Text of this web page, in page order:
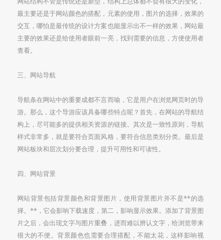
最主要还是于网站颜色的搭配，元素的使用，图片的选择，效果的
交互，哪怕是最传统的设计方案也能显示出不一样的效果，网站最
主要的效果还是给使用者眼前一亮，找到需要的信息，方便使用者
查看。
三、网站导航
导航条在网站中的重要成都不言而喻，它是用户在浏览网页时的导
游。那么，这个导游应该具备哪些特点呢？首先，在网站的导航结
构上，尽可能多的提供相关资源的链接。其次是一致性原则，导航
样式非常多，就是要符合页面风格，要符合信息类别分类。最后是
网站板块和层次划分要合理，提升可用性和可读性。
四、网站背景
网站背景包括背景颜色和背景图片，使用背景图片并不是**的选
择。**，它会影响下载速度，第二，影响显示效果。添加了背景图
片之后，会出现文字与图片重叠，进而难以辨认文字，给浏览带来
很大的不便。背景颜色也需要合理搭配，不能太花，这样影响视